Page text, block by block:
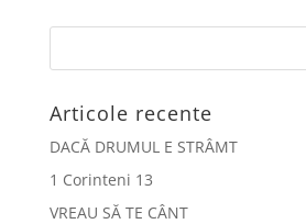
Articole recente
DACĂ DRUMUL E STRÂMT
1 Corinteni 13
VREAU SĂ TE CÂNT